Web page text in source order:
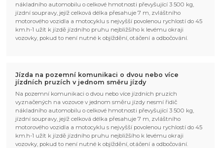
nákladního automobilu o celkové hmotnosti převyšující 3 500 kg,
jízdní soupravy, jejíž celková délka přesahuje 7 m, zvláštního
motorového vozidla a motocyklu s nejvyšší povolenou rychlostí do 45
km.h-1 užít k jízdě jízdního pruhu nejbližšího k levému okraji
vozovky, pokud to není nutné k objíždění, otáčení a odbočování.
Jízda na pozemní komunikaci o dvou nebo více
jízdních pruzích v jednom směru jízdy
Na pozemní komunikaci o dvou nebo více jízdních pruzích
vyznačených na vozovce v jednom směru jízdy nesmí řidič
nákladního automobilu o celkové hmotnosti převyšující 3 500 kg,
jízdní soupravy, jejíž celková délka přesahuje 7 m, zvláštního
motorového vozidla a motocyklu s nejvyšší povolenou rychlostí do 45
km.h-1 užít k jízdě jízdního pruhu nejbližšího k levému okraji
vozovky, pokud to není nutné k objíždění, otáčení a odbočování.